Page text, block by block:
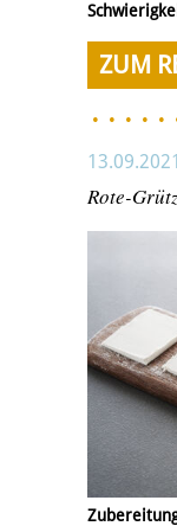
ZUM
13.09.2021
Rote-